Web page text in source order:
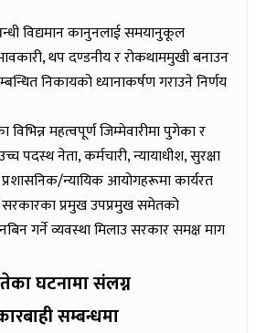
विद्यमान कानुनलाई समयानुकूल
थप दण्डनीय र रोकथाममुखी बनाउन
निकायको ध्यानाकर्षण गराउने निर्णय
विभिन्न महत्वपूर्ण जिम्मेवारीमा पुगेका र
पदस्थ नेता, कर्मचारी, न्यायाधीश, सुरक्षा
न्यायिक आयोगहरूमा कार्यरत
प्रमुख उपप्रमुख समेतको
गर्ने व्यवस्था मिलाउ सरकार समक्ष माग
घटनामा संलग्न
सम्बन्धमा